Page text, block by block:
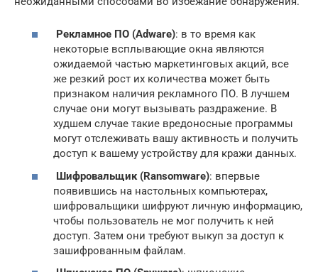
Рекламное ПО (Adware): в то время как
некоторые всплывающие окна являются
ожидаемой частью маркетинговых акций, все
же резкий рост их количества может быть
признаком наличия рекламного ПО. В лучшем
случае они могут вызывать раздражение. В
худшем случае такие вредоносные программы
могут отслеживать вашу активность и получить
доступ к вашему устройству для кражи данных.
Шифровальщик (Ransomware): впервые
появившись на настольных компьютерах,
шифровальщики шифруют личную информацию,
чтобы пользователь не мог получить к ней
доступ. Затем они требуют выкуп за доступ к
зашифрованным файлам.